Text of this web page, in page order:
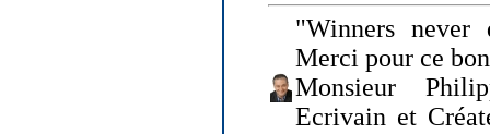
"Winners
Merci pour ce
Monsieur
Ecrivain et